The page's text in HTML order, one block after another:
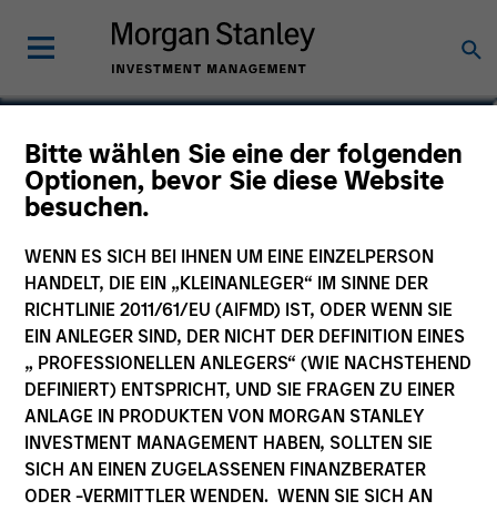
Bitte wählen Sie eine der folgenden
Optionen, bevor Sie diese Website
besuchen.
WENN ES SICH BEI IHNEN UM EINE EINZELPERSON
HANDELT, DIE EIN „KLEINANLEGER“ IM SINNE DER
RICHTLINIE 2011/61/EU (AIFMD) IST, ODER WENN SIE
EIN ANLEGER SIND, DER NICHT DER DEFINITION EINES
„ PROFESSIONELLEN ANLEGERS“ (WIE NACHSTEHEND
DEFINIERT) ENTSPRICHT, UND SIE FRAGEN ZU EINER
ANLAGE IN PRODUKTEN VON MORGAN STANLEY
INVESTMENT MANAGEMENT HABEN, SOLLTEN SIE
SICH AN EINEN ZUGELASSENEN FINANZBERATER
ODER -VERMITTLER WENDEN. WENN SIE SICH AN
Richard Fong, CFA
Managing Director, Co-Head of
Overlay Solutions